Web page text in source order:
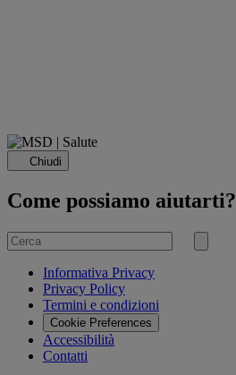
Chiudi
Come possiamo aiutarti?
Cerca
per
Invia
Informativa Privacy
Privacy Policy
Termini e condizioni
Cookie Preferences
Accessibilità
Contatti